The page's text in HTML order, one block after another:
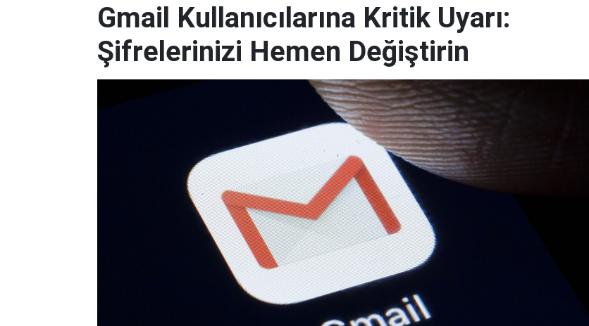
Gmail Kullanıcılarına Kritik Uyarı:
Şifrelerinizi Hemen Değiştirin